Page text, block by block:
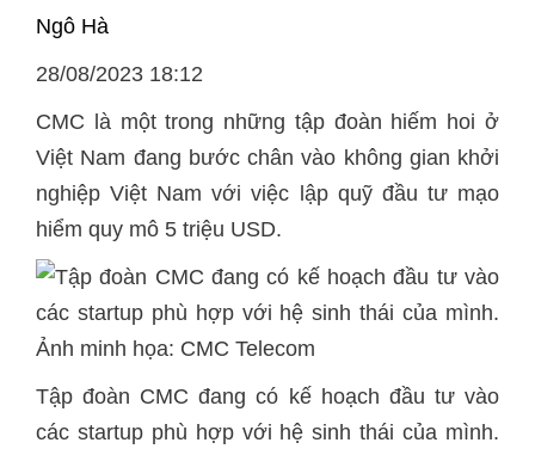
Ngô Hà
28/08/2023 18:12
CMC là một trong những tập đoàn hiếm hoi ở
Việt Nam đang bước chân vào không gian khởi
nghiệp Việt Nam với việc lập quỹ đầu tư mạo
hiểm quy mô 5 triệu USD.
Tập đoàn CMC đang có kế hoạch đầu tư vào
các startup phù hợp với hệ sinh thái của mình.